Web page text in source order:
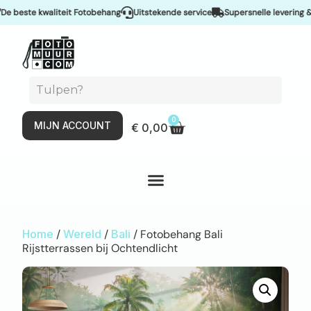
kwaliteit Fotobehang Uitstekende service Supersnelle levering &
MIJN ACCOUNT € 0,00
0
Home / Wereld / Bali / Fotobehang Bali
Rijstterrassen bij Ochtendlicht